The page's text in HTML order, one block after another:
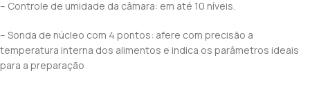
– Controle de umidade da câmara: em até 10 níveis.
– Sonda de núcleo com 4 pontos: afere com precisão a
temperatura interna dos alimentos e indica os parâmetros ideais
para a preparação